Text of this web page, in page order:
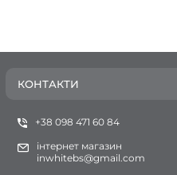
КОНТАКТИ
+38 098 471 60 84
інтернет магазин
inwhitebs@gmail.com